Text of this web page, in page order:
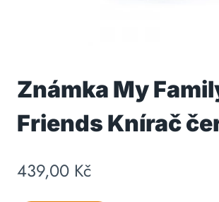
Známka My
Friends Knírač
439,00 Kč